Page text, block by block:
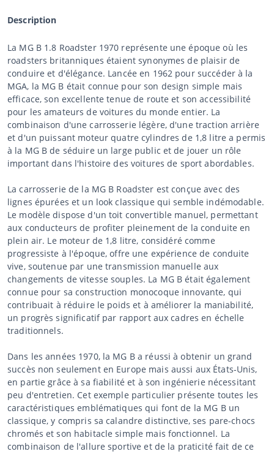
Description
La MG B 1.8 Roadster 1970 représente une époque où les
roadsters britanniques étaient synonymes de plaisir de
conduire et d'élégance. Lancée en 1962 pour succéder à la
MGA, la MG B était connue pour son design simple mais
efficace, son excellente tenue de route et son accessibilité
pour les amateurs de voitures du monde entier. La
combinaison d'une carrosserie légère, d'une traction arrière
et d'un puissant moteur quatre cylindres de 1,8 litre a permis
à la MG B de séduire un large public et de jouer un rôle
important dans l'histoire des voitures de sport abordables.
La carrosserie de la MG B Roadster est conçue avec des
lignes épurées et un look classique qui semble indémodable.
Le modèle dispose d'un toit convertible manuel, permettant
aux conducteurs de profiter pleinement de la conduite en
plein air. Le moteur de 1,8 litre, considéré comme
progressiste à l'époque, offre une expérience de conduite
vive, soutenue par une transmission manuelle aux
changements de vitesse souples. La MG B était également
connue pour sa construction monocoque innovante, qui
contribuait à réduire le poids et à améliorer la maniabilité,
un progrès significatif par rapport aux cadres en échelle
traditionnels.
Dans les années 1970, la MG B a réussi à obtenir un grand
succès non seulement en Europe mais aussi aux États-Unis,
en partie grâce à sa fiabilité et à son ingénierie nécessitant
peu d'entretien. Cet exemple particulier présente toutes les
caractéristiques emblématiques qui font de la MG B un
classique, y compris sa calandre distinctive, ses pare-chocs
chromés et son habitacle simple mais fonctionnel. La
combinaison de l'allure sportive et de la praticité fait de ce